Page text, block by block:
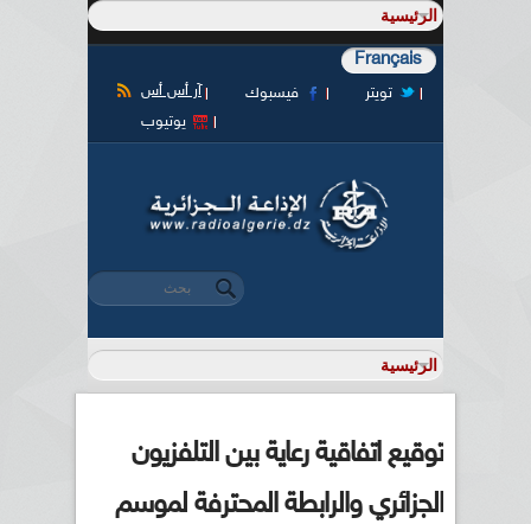
Français
آر أس أس فيسبوك
تويتر
يوتيوب
استمارة البحث
‏بحث ‏
توقيع اتفاقية رعاية بين التلفزيون
الجزائري والرابطة المحترفة لموسم